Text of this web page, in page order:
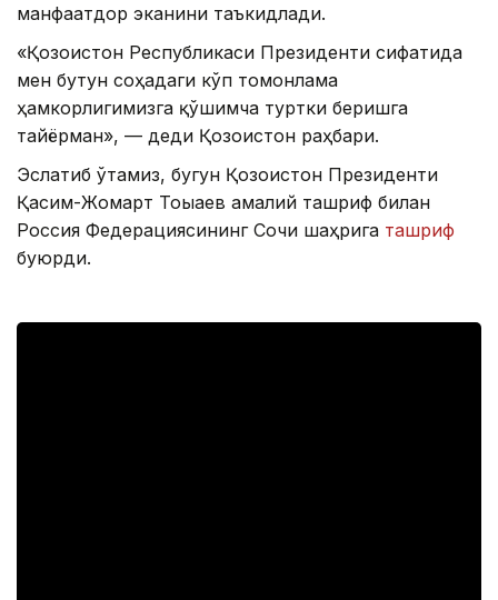
манфаатдор эканини таъкидлади.
«Қозоғистон Республикаси Президенти сифатида
мен бутун соҳадаги кўп томонлама
ҳамкорлигимизга қўшимча туртки беришга
тайёрман», — деди Қозоғистон раҳбари.
Эслатиб ўтамиз, бугун Қозоғистон Президенти
Қасим-Жомарт Тоыаев амалий ташриф билан
Россия Федерациясининг Сочи шаҳрига ташриф
буюрди.